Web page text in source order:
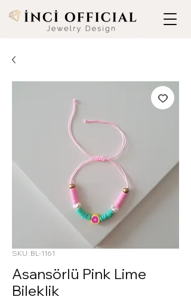
SKU: BL-1161
Asansörlü Pink Lime
Bileklik